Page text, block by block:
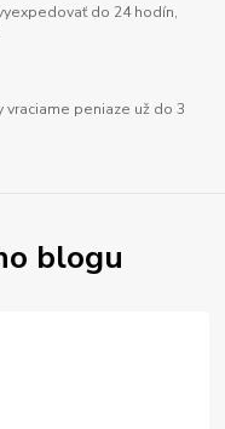
do 24 hodín,
peniaze už do 3
blogu